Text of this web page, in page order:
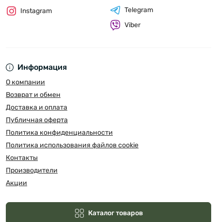
Информация
О компании
Возврат и обмен
Доставка и оплата
Публичная оферта
Политика конфиденциальности
Политика использования файлов cookie
Контакты
Производители
Акции
Каталог товаров
Instagram
Telegram
Viber